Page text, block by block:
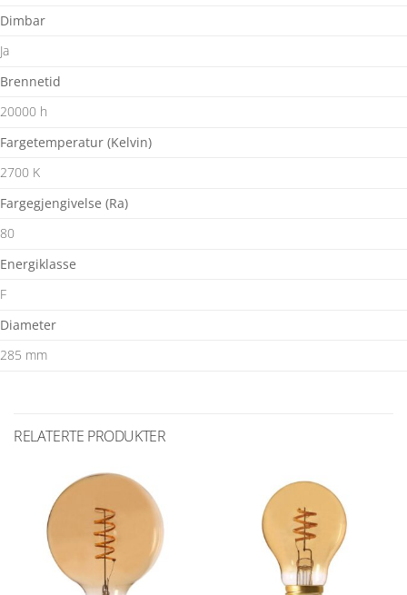
Dimbar
Ja
Brennetid
20000 h
Fargetemperatur (Kelvin)
2700 K
Fargegjengivelse (Ra)
80
Energiklasse
F
Diameter
285 mm
RELATERTE PRODUKTER